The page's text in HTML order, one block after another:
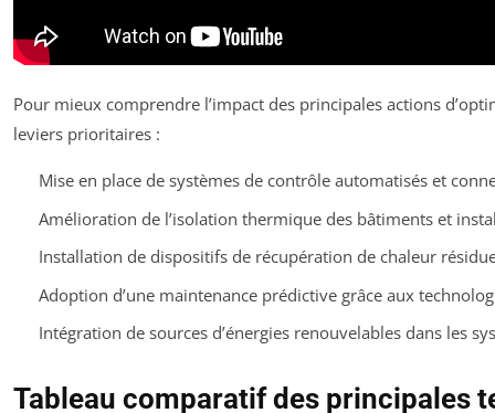
Pour mieux comprendre l’impact des principales actions
leviers prioritaires :
Mise en place de systèmes de contrôle automatisés et
Amélioration de l’isolation thermique des bâtiments et
Installation de dispositifs de récupération de chaleur
Adoption d’une maintenance prédictive grâce aux
Intégration de sources d’énergies renouvelables dans les
Tableau comparatif des principales